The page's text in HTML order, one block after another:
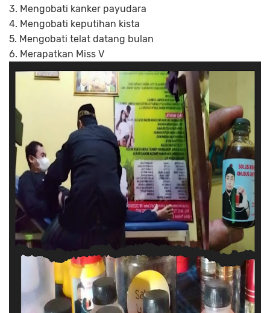
3. Mengobati kanker payudara
4. Mengobati keputihan kista
5. Mengobati telat datang bulan
6. Merapatkan Miss V